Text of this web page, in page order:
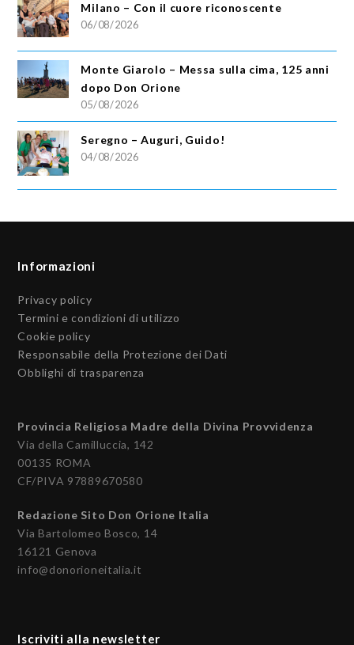
Milano – Con il cuore riconoscente
06/08/2026
Monte Giarolo – Messa sulla cima, 125 anni
dopo Don Orione
05/08/2026
Seregno – Auguri, Guido!
04/08/2026
Informazioni
Privacy policy
Termini e condizioni di utilizzo
Cookie policy
Responsabile della Protezione dei Dati
Obblighi di trasparenza
Provincia Religiosa Madre della Divina Provvidenza
Via della Camilluccia, 142
00135 ROMA
CF/PIVA 97889670580
Redazione Sito Don Orione Italia
Via Bartolomeo Bosco, 14
16121 Genova
info@donorioneitalia.it
Iscriviti alla newsletter